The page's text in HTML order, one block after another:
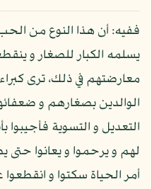
ففيه: أن هذا النوع من
يسلمه الكبار للصغار و
معارضتهم في ذلك، ترى كبراء
الوالدين بصغارهم و
التعديل و التسوية
لهم و يرحموا و يعانوا حتى
أمر الحياة سكتوا و